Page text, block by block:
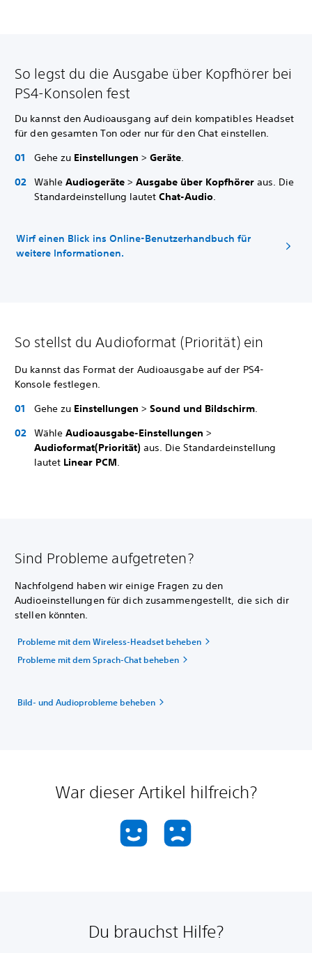
So legst du die Ausgabe über Kopfhörer bei
PS4-Konsolen fest
Du kannst den Audioausgang auf dein kompatibles Headset
für den gesamten Ton oder nur für den Chat einstellen.
Gehe zu Einstellungen > Geräte.
Wähle Audiogeräte > Ausgabe über Kopfhörer aus. Die
Standardeinstellung lautet Chat-Audio.
Wirf einen Blick ins Online-Benutzerhandbuch für
weitere Informationen.
So stellst du Audioformat (Priorität) ein
Du kannst das Format der Audioausgabe auf der PS4-
Konsole festlegen.
Gehe zu Einstellungen > Sound und Bildschirm.
Wähle Audioausgabe-Einstellungen >
Audioformat(Priorität) aus. Die Standardeinstellung
lautet Linear PCM.
Sind Probleme aufgetreten?
Nachfolgend haben wir einige Fragen zu den
Audioeinstellungen für dich zusammengestellt, die sich dir
stellen könnten.
Probleme mit dem Wireless-Headset beheben
Probleme mit dem Sprach-Chat beheben
Bild- und Audioprobleme beheben
War dieser Artikel hilfreich?
Du brauchst Hilfe?